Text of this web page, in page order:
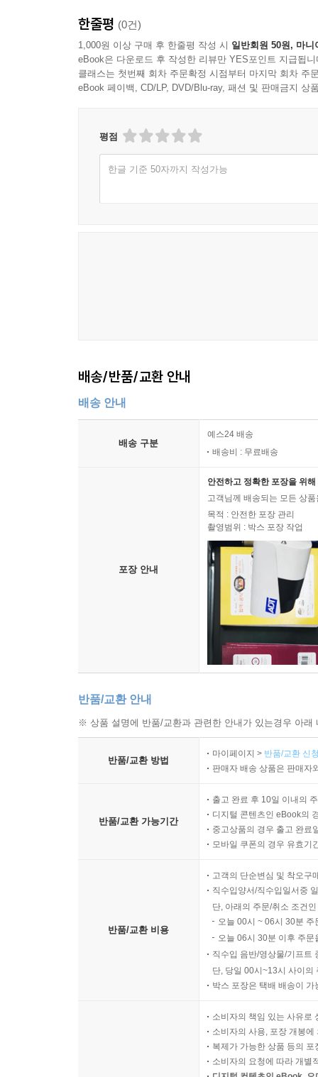
한줄평 (0건)
1,000원 이상 구매 후 한줄평 작성 시 일반회원 50원, 마니
eBook은 다운로드 후 작성한 리뷰만 YES포인트 지급됩니
클래스는 첫번째 회차 주문확정 시점부터 마지막 회차 주
eBook 페이백, CD/LP, DVD/Blu-ray, 패션 및 판매금지 상
평점
한글 기준 50자까지 작성가능
배송/반품/교환 안내
배송 안내
배송 구분
예스24 배송
배송비 : 무료배송
포장 안내
안전하고 정확한 포장을 위
고객님께 배송되는 모든 상
목적 : 안전한 포장 관리
촬영범위 : 박스 포장 작업
반품/교환 안내
※ 상품 설명에 반품/교환과 관련한 안내가 있는경우 아
반품/교환 방법
마이페이지 > 반품/교환 신
판매자 배송 상품은 판매자
반품/교환 가능기간
출고 완료 후 10일 이내의
디지털 콘텐츠인 eBook의
중고상품의 경우 출고 완료
모바일 쿠폰의 경우 유효기
반품/교환 비용
고객의 단순변심 및 착오구
직수입양서/직수입일서중
단, 아래의 주문/취소 조건
오늘 00시 ~ 06시 30분
오늘 06시 30분 이후 주
직수입 음반/영상물/기프트
단, 당일 00시~13시 사이의
박스 포장은 택배 배송이
소비자의 책임 있는 사유로
소비자의 사용, 포장 개봉
복제가 가능한 상품 등의
소비자의 요청에 따라 개별